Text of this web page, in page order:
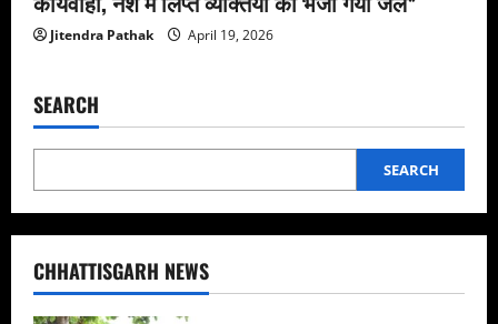
Jitendra Pathak April 19, 2026
SEARCH
SEARCH
CHHATTISGARH NEWS